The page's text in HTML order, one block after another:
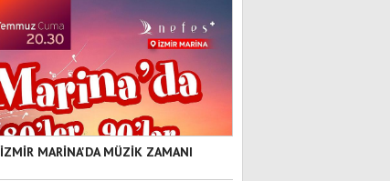
İZMİR MARİNA'DA MÜZİK ZAMANI